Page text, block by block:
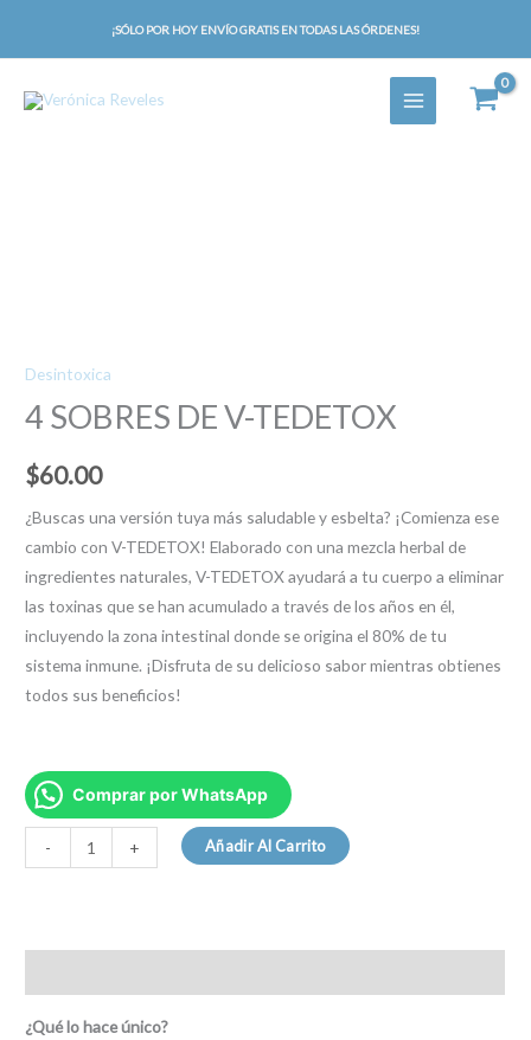
¡SÓLO POR HOY ENVÍO GRATIS EN TODAS LAS ÓRDENES!
Desintoxica
4 SOBRES DE V-TEDETOX
$60.00
¿Buscas una versión tuya más saludable y esbelta? ¡Comienza ese
cambio con V-TEDETOX! Elaborado con una mezcla herbal de
ingredientes naturales, V-TEDETOX ayudará a tu cuerpo a eliminar
las toxinas que se han acumulado a través de los años en él,
incluyendo la zona intestinal donde se origina el 80% de tu
sistema inmune. ¡Disfruta de su delicioso sabor mientras obtienes
todos sus beneficios!
Comprar por WhatsApp
-
cantidad
+ Añadir Al Carrito
¿Qué lo hace único?
TEDETOX